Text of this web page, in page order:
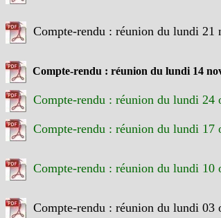
Compte-rendu : réunion du lundi 21
Compte-rendu : réunion du lundi 14
Compte-rendu : réunion du lundi 24
Compte-rendu : réunion du lundi 17
Compte-rendu : réunion du lundi 10
Compte-rendu : réunion du lundi 03